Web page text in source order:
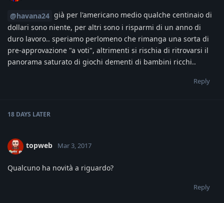
@havana24 già per l'americano medio qualche centinaio di
dollari sono niente, per altri sono i risparmi di un anno di
duro lavoro.. speriamo perlomeno che rimanga una sorta di
pre-approvazione "a voti", altrimenti si rischia di ritrovarsi il
panorama saturato di giochi dementi di bambini ricchi..
Reply
18 DAYS LATER
topweb Mar 3, 2017
Qualcuno ha novità a riguardo?
Reply